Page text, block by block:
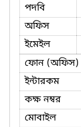
পদবি
অফিস
ইমেইল
ফোন (অফিস)
ইন্টারকম
কক্ষ নম্বর
মোবাইল